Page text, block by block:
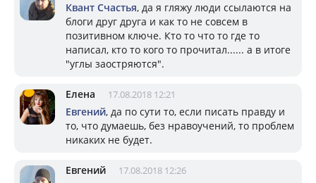
Квант Счастья, да я гляжу люди ссылаются на
блоги друг друга и как то не совсем в
позитивном ключе. Кто то что то где то
написал, кто то кого то прочитал...... а в итоге
"углы заостряются".
Елена 17.08.2018 12:21
Евгений, да по сути то, если писать правду и
то, что думаешь, без нравоучений, то проблем
никаких не будет.
Евгений 17.08.2018 12:26